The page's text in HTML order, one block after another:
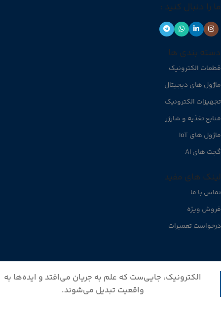
ما را دنبال کنید :
دسته بندی ها
قطعات الکترونیک
ماژول های دیجیتال
تجهیزات الکترونیک
منابع تغذیه و شارژر
ماژول های IoT
گجت های AI
لینک های مفید
تماس با ما
فروش ویژه
درخواست تعمیرات
الکترونیک، جایی‌ست که علم به جریان می‌افتد و ایده‌ها به
واقعیت تبدیل می‌شوند.